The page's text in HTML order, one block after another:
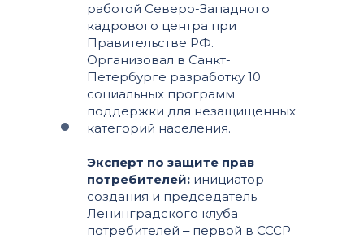
работой Северо-Западного
кадрового центра при
Правительстве РФ.
Организовал в Санкт-
Петербурге разработку 10
социальных программ
поддержки для незащищенных
категорий населения.
Эксперт по защите прав
потребителей: инициатор
создания и председатель
Ленинградского клуба
потребителей ‒ первой в СССР